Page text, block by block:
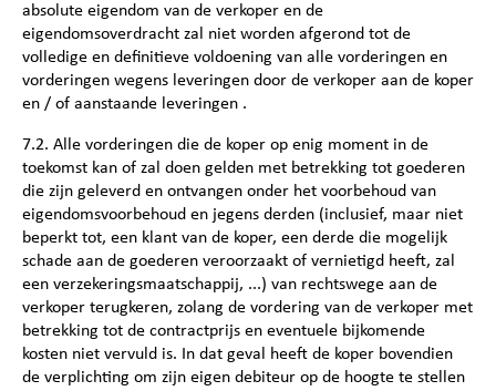
absolute eigendom van de verkoper en de
eigendomsoverdracht zal niet worden afgerond tot de
volledige en definitieve voldoening van alle vorderingen en
vorderingen wegens leveringen door de verkoper aan de koper
en / of aanstaande leveringen .
7.2. Alle vorderingen die de koper op enig moment in de
toekomst kan of zal doen gelden met betrekking tot goederen
die zijn geleverd en ontvangen onder het voorbehoud van
eigendomsvoorbehoud en jegens derden (inclusief, maar niet
beperkt tot, een klant van de koper, een derde die mogelijk
schade aan de goederen veroorzaakt of vernietigd heeft, zal
een verzekeringsmaatschappij, ...) van rechtswege aan de
verkoper terugkeren, zolang de vordering van de verkoper met
betrekking tot de contractprijs en eventuele bijkomende
kosten niet vervuld is. In dat geval heeft de koper bovendien
de verplichting om zijn eigen debiteur op de hoogte te stellen